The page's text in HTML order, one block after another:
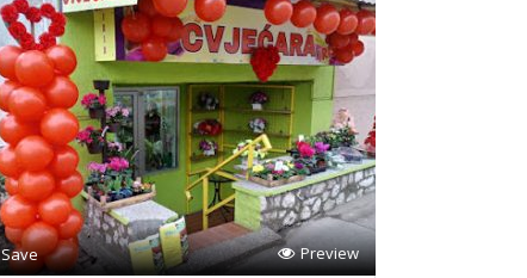
Save Preview